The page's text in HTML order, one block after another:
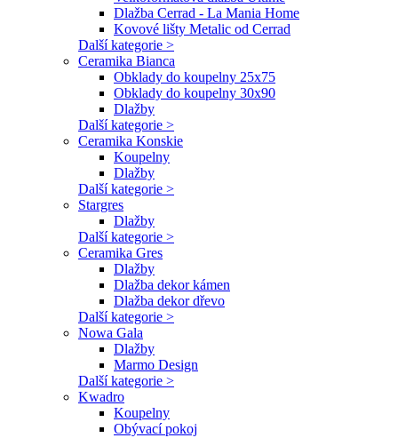
Dlažba Cerrad - La Mania Home
Kovové lišty Metalic od Cerrad
Další kategorie >
Ceramika Bianca
Obklady do koupelny 25x75
Obklady do koupelny 30x90
Dlažby
Další kategorie >
Ceramika Konskie
Koupelny
Dlažby
Další kategorie >
Stargres
Dlažby
Další kategorie >
Ceramika Gres
Dlažby
Dlažba dekor kámen
Dlažba dekor dřevo
Další kategorie >
Nowa Gala
Dlažby
Marmo Design
Další kategorie >
Kwadro
Koupelny
Obývací pokoj